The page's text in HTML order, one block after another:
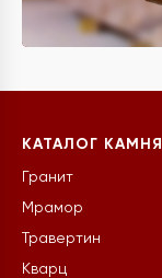
КАТАЛОГ КАМНЯ
Гранит
Мрамор
Травертин
Кварц